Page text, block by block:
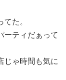
た。
ーティだぁって
じゃ時間も気に